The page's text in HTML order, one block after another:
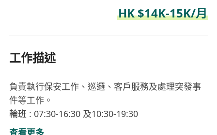
HK $14K-15K/月
工作描述
負責執行保安工作、巡邏、客戶服務及處理突發事
件等工作。
輪班 : 07:30-16:30 及10:30-19:30
輪休
查看更多